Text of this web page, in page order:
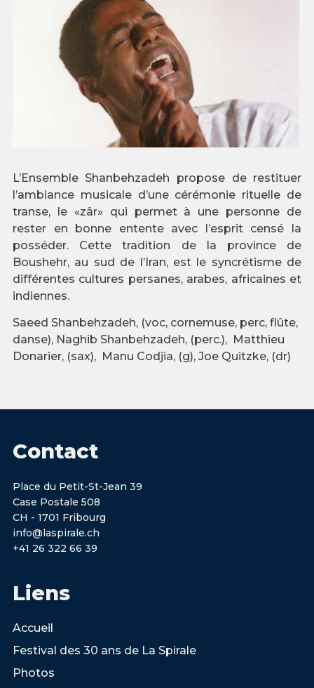
L’Ensemble Shanbehzadeh propose de restituer
l’ambiance musicale d’une cérémonie rituelle de
transe, le «zâr» qui permet à une personne de
rester en bonne entente avec l’esprit censé la
posséder. Cette tradition de la province de
Boushehr, au sud de l’Iran, est le syncrétisme de
différentes cultures persanes, arabes, africaines et
indiennes.
Saeed Shanbehzadeh, (voc, cornemuse, perc, flûte,
danse), Naghib Shanbehzadeh, (perc.), Matthieu
Donarier, (sax), Manu Codjia, (g), Joe Quitzke, (dr)
Contact
Place du Petit-St-Jean 39
Case Postale 508
CH - 1701 Fribourg
info@laspirale.ch
+41 26 322 66 39
Liens
Accueil
Festival des 30 ans de La Spirale
Photos